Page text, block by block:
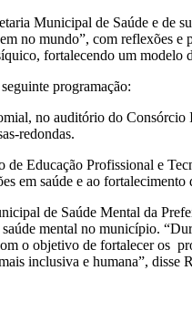
Municipal de Saúde e de
no mundo”, com
fortalecendo um
programação:
no auditório do
redondas.
Educação Profissional e
em saúde e ao
de Saúde Mental da
mental no município.
o objetivo de fortalecer os
inclusiva e humana”,